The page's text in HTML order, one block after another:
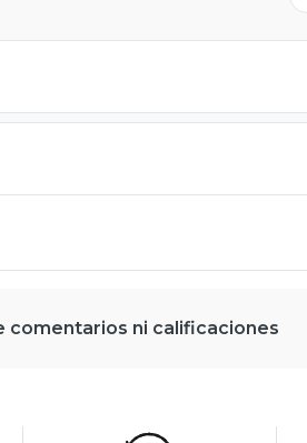
comentarios ni calificaciones